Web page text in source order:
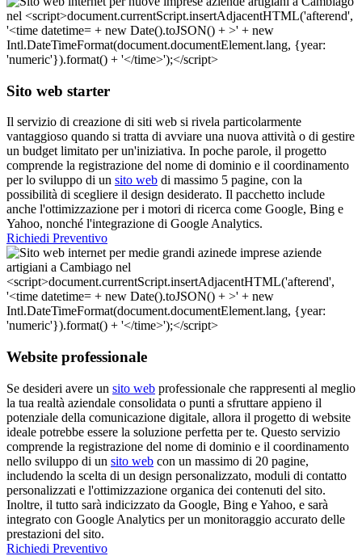
Sito web starter
Il servizio di creazione di siti web si rivela particolarmente
vantaggioso quando si tratta di avviare una nuova attività o di gestire
un budget limitato per un'iniziativa. In poche parole, il progetto
comprende la registrazione del nome di dominio e il coordinamento
per lo sviluppo di un sito web di massimo 5 pagine, con la
possibilità di scegliere il design desiderato. Il pacchetto include
anche l'ottimizzazione per i motori di ricerca come Google, Bing e
Yahoo, nonché l'integrazione di Google Analytics.
Richiedi Preventivo
Website professionale
Se desideri avere un sito web professionale che rappresenti al meglio
la tua realtà aziendale consolidata o punti a sfruttare appieno il
potenziale della comunicazione digitale, allora il progetto di website
ideale potrebbe essere la soluzione perfetta per te. Questo servizio
comprende la registrazione del nome di dominio e il coordinamento
nello sviluppo di un sito web con un massimo di 20 pagine,
includendo la scelta di un design personalizzato, moduli di contatto
personalizzati e l'ottimizzazione organica dei contenuti del sito.
Inoltre, il tutto sarà indicizzato da Google, Bing e Yahoo, e sarà
integrato con Google Analytics per un monitoraggio accurato delle
prestazioni del sito.
Richiedi Preventivo